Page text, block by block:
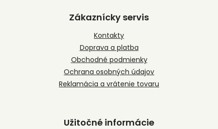
Zákaznícky servis
Kontakty
Doprava a platba
Obchodné podmienky
Ochrana osobných údajov
Reklamácia a vrátenie tovaru
Užitočné informácie